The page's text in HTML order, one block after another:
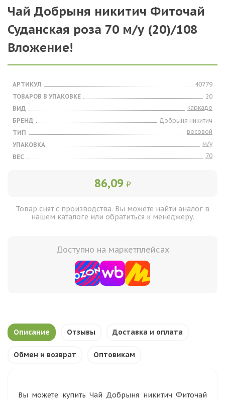
Чай Добрыня никитич Фиточай
Суданская роза 70 м/у (20)/108
Вложение!
АРТИКУЛ
40779
ТОВАРОВ В УПАКОВКЕ
20
ВИД
каркаде
БРЕНД
Добрыня никитич
ТИП
весовой
УПАКОВКА
м/у
ВЕС
70
86,09 ₽
Товар снят с производства. Вы можете найти аналог в
нашем каталоге или обратиться к менеджеру.
Доступно на маркетплейсах
Описание Отзывы Доставка и оплата
Обмен и возврат Оптовикам
Вы можете купить Чай Добрыня никитич Фиточай